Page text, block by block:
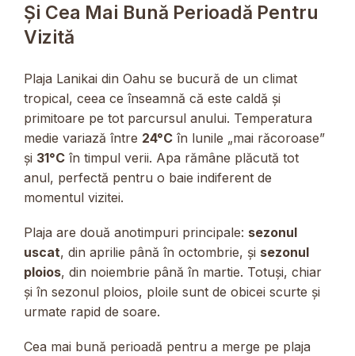
Și Cea Mai Bună Perioadă Pentru
Vizită
Plaja Lanikai din Oahu se bucură de un climat
tropical, ceea ce înseamnă că este caldă și
primitoare pe tot parcursul anului. Temperatura
medie variază între 24°C în lunile „mai răcoroase”
și 31°C în timpul verii. Apa rămâne plăcută tot
anul, perfectă pentru o baie indiferent de
momentul vizitei.
Plaja are două anotimpuri principale: sezonul
uscat, din aprilie până în octombrie, și sezonul
ploios, din noiembrie până în martie. Totuși, chiar
și în sezonul ploios, ploile sunt de obicei scurte și
urmate rapid de soare.
Cea mai bună perioadă pentru a merge pe plaja